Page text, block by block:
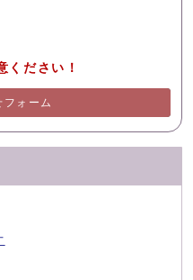
ください！
フォーム